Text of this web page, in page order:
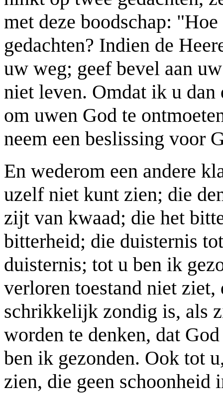
met deze boodschap:
gedachten? Indien de
uw weg; geef bevel aan
niet leven. Omdat ik u
om uwen God te
neem een beslissing voor
En wederom een andere
uzelf niet kunt zien; die
zijt van kwaad; die het
bitterheid; die duisternis
duisternis; tot u ben ik
verloren toestand niet
schrikkelijk zondig is, als
worden te denken, dat
ben ik gezonden. Ook tot
zien, die geen